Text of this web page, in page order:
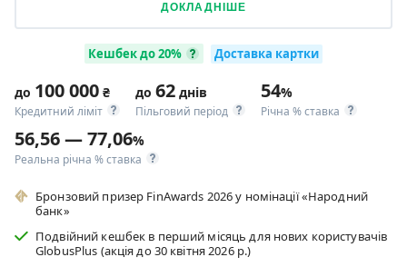
ДОКЛАДНІШЕ
Кешбек до 20% Доставка картки
до 100 000 ₴
Кредитний ліміт
до 62 днів
Пільговий період
54%
Річна % ставка
56,56 — 77,06%
Реальна річна % ставка
Бронзовий призер FinAwards 2026 у номінації «Народний
банк»
Подвійний кешбек в перший місяць для нових користувачів
GlobusPlus (акція до 30 квітня 2026 р.)